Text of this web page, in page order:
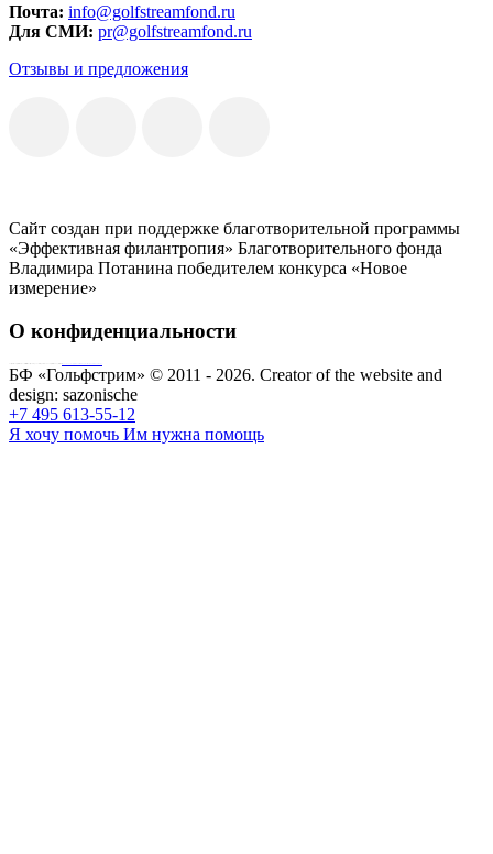
Почта: info@golfstreamfond.ru
Для СМИ: pr@golfstreamfond.ru
Отзывы и предложения
Сайт создан при поддержке благотворительной программы
«Эффективная филантропия» Благотворительного фонда
Владимира Потанина победителем конкурса «Новое
измерение»
О конфиденциальности
БФ «Гольфстрим» © 2011 - 2026. Creator of the website and
design: sazonische
+7 495 613-55-12
Я хочу помочь Им нужна помощь